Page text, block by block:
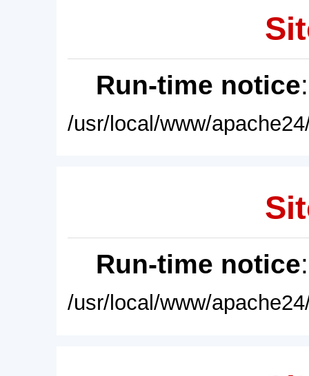
Run-time notice
/usr/local/www/
Run-time notice
/usr/local/www/